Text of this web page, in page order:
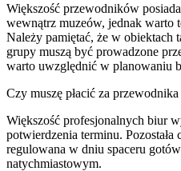
Większość przewodników
wewnątrz muzeów, jednak warto
Należy pamiętać, że w obiektach
grupy muszą być prowadzone
warto uwzględnić w planowaniu
Czy muszę płacić za
Większość profesjonalnych biur
potwierdzenia terminu.
regulowana w dniu spaceru
natychmiastowym.